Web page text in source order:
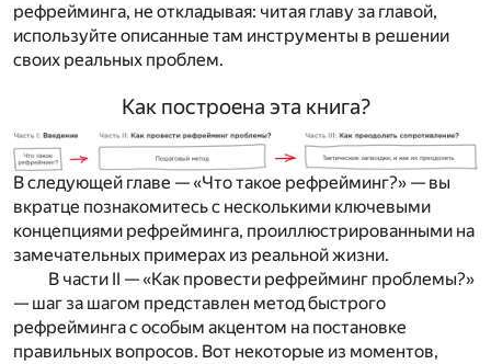
рефрейминга, не откладывая: читая главу за главой,
используйте описанные там инструменты в решении
своих реальных проблем.
Как построена эта книга?
В следующей главе —«Что такое рефрейминг?» — вы
вкратце познакомитесь с несколькими ключевыми
концепциями рефрейминга, проиллюстрированными на
замечательных примерах из реальной жизни.
В части II —«Как провести рефрейминг проблемы?»
— шаг за шагом представлен метод быстрого
рефрейминга с особым акцентом на постановке
правильных вопросов. Вот некоторые из моментов,